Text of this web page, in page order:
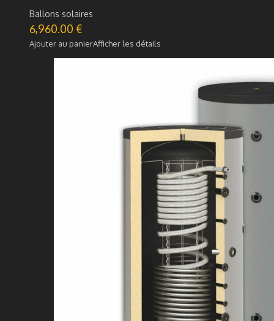
Ballons solaires
6,960.00 €
Ajouter au panierAfficher les détails